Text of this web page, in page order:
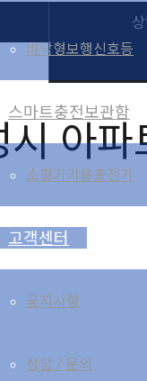
바닥형보행신호등
스마트충전보관함
소형기기용충전기
고객센터
공지사항
상담 / 문의
시 아